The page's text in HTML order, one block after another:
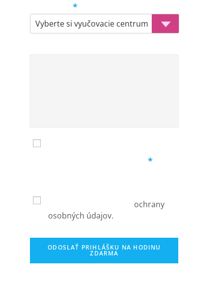
*
*
ochrany
osobných údajov.
ODOSLAŤ PRIHLÁŠKU NA HODINU
ZDARMA